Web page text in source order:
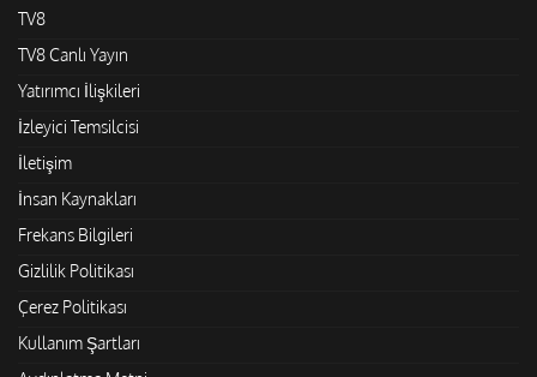
TV8
TV8 Canlı Yayın
Yatırımcı İlişkileri
İzleyici Temsilcisi
İletişim
İnsan Kaynakları
Frekans Bilgileri
Gizlilik Politikası
Çerez Politikası
Kullanım Şartları